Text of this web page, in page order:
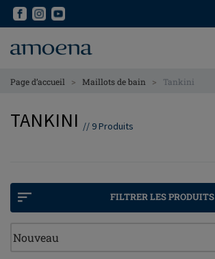
Skip
content
Skip
content
Page d’accueil > Maillots de bain > Tankini
TANKINI // 9Produits
FILTRER LES PRODUITS